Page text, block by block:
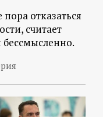
отказаться
считает